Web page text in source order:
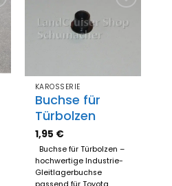
Zum
Merkzettel
hinzufügen
KAROSSERIE
Buchse für
Türbolzen
1,95 €
Buchse für Türbolzen –
hochwertige Industrie-
Gleitlagerbuchse